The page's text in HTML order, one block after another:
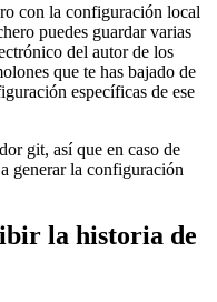
con la configuración local
puedes guardar varias
del autor de los
que te has bajado de
específicas de ese
git, así que en caso de
generar la configuración
la historia de